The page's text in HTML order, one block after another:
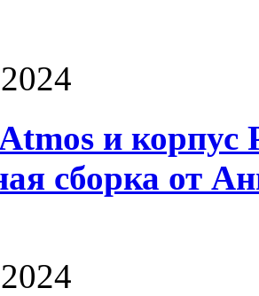
и корпус
сборка от